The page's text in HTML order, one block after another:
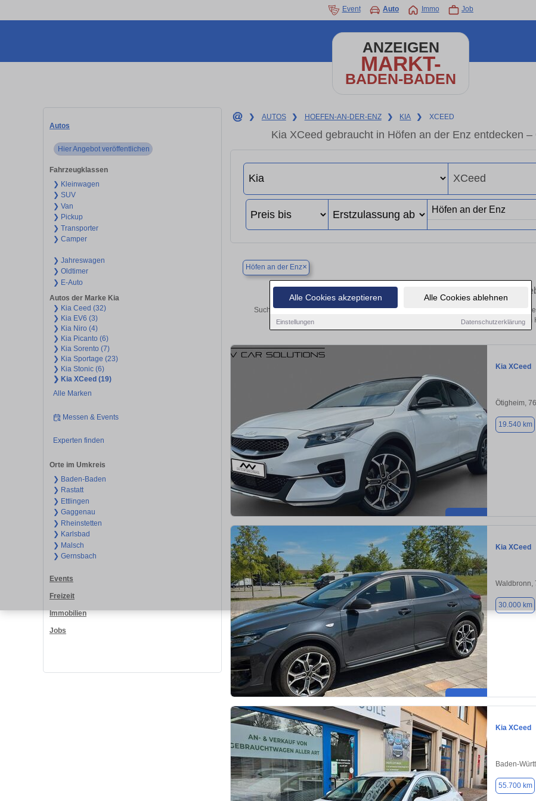
Alle Cookies akzeptieren Alle Cookies ablehnen
Einstellungen Datenschutzerklärung
Event Auto Immo Job
ANZEIGEN
MARKT-
BADEN-BADEN
Autos
Hier Angebot veröffentlichen
Fahrzeugklassen
❯ Kleinwagen
❯ SUV
❯ Van
❯ Pickup
❯ Transporter
❯ Camper
❯ Jahreswagen
❯ Oldtimer
❯ E-Auto
Autos der Marke Kia
❯ Kia Ceed (32)
❯ Kia EV6 (3)
❯ Kia Niro (4)
❯ Kia Picanto (6)
❯ Kia Sorento (7)
❯ Kia Sportage (23)
❯ Kia Stonic (6)
❯ Kia XCeed (19)
Alle Marken
Messen & Events
Experten finden
Orte im Umkreis
❯ Baden-Baden
❯ Rastatt
❯ Ettlingen
❯ Gaggenau
❯ Rheinstetten
❯ Karlsbad
❯ Malsch
❯ Gernsbach
Events
Freizeit
Immobilien
Jobs
❯ AUTOS ❯ HOEFEN-AN-DER-ENZ ❯ KIA ❯ XCEED
Kia XCeed gebraucht in Höfen an der Enz entdecken
Höfen an der Enz×
Finden Sie in Höfen an der Enz Ihren
Suchen Sie in Höfen an der Enz einen Kia XCeed Gebrauchtwagen? Entdecken Sie
Preisklassen von privat und vom
Kia XCeed
Ötigheim,
19.540 km
Kia XCeed
Waldbronn,
30.000 km
Kia XCeed
Baden-
55.700 km